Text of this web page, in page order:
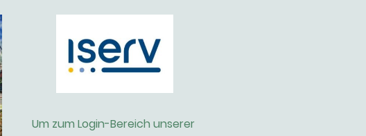
Um zum Login-Bereich unserer